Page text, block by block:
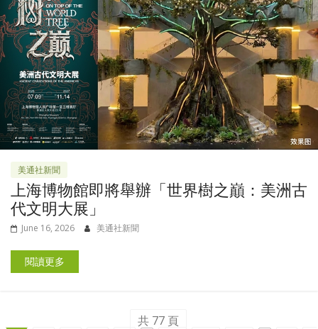
美通社新聞
上海博物館即將舉辦「世界樹之巔：美洲古
代文明大展」
June 16, 2026 美通社新聞
閱讀更多
共 77 頁